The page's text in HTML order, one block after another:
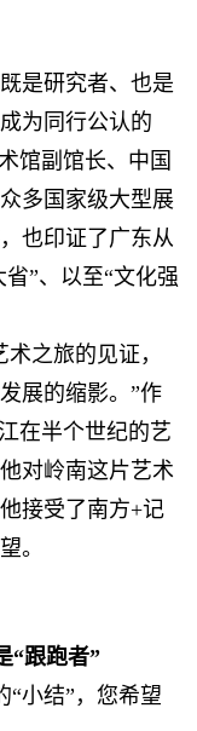
是研究者、也是
为同行公认的
馆副馆长、中国
多国家级大型展
也印证了广东从
”、以至“文化强
之旅的见证，
展的缩影。”作
在半个世纪的艺
对岭南这片艺术
接受了南方+记
。
“跟跑者”
“小结”，您希望